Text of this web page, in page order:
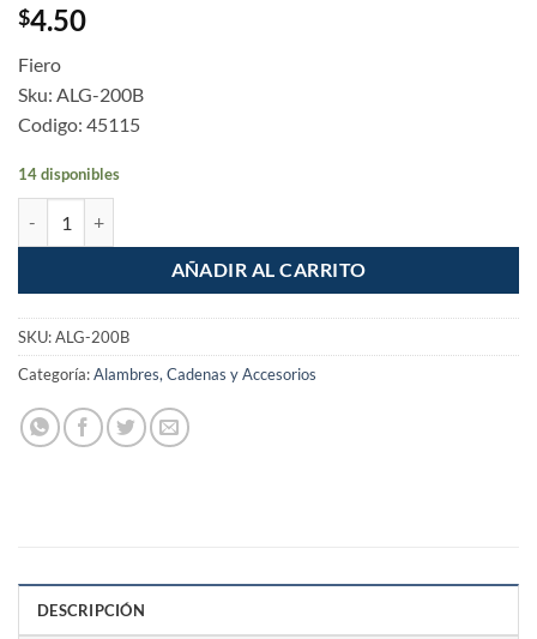
$4.50
Fiero
Sku: ALG-200B
Codigo: 45115
14 disponibles
AÑADIR AL CARRITO
SKU:ALG-200B
Categoría:Alambres, Cadenas y Accesorios
DESCRIPCIÓN